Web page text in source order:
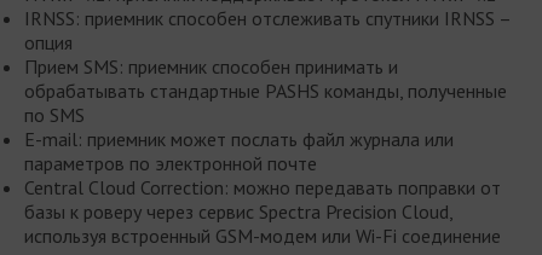
IRNSS: приемник способен отслеживать спутники IRNSS –
опция
Прием SMS: приемник способен принимать и
обрабатывать стандартные PASHS команды, полученные
по SMS
E-mail: приемник может послать файл журнала или
параметров по электронной почте
Central Cloud Correction: можно передавать поправки от
базы к роверу через сервис Spectra Precision Cloud,
используя встроенный GSM-модем или Wi-Fi соединение